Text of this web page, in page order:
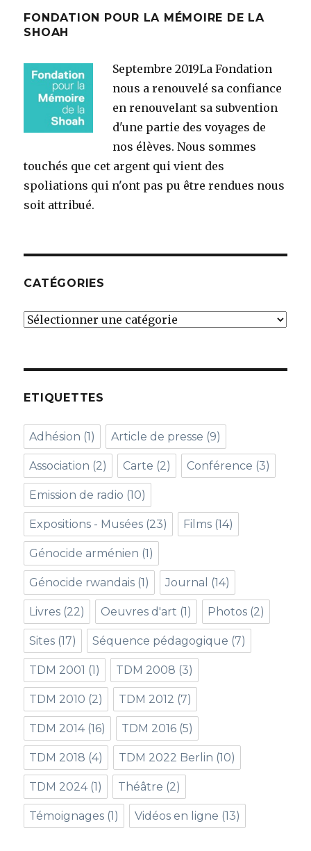
FONDATION POUR LA MÉMOIRE DE LA
SHOAH
Septembre 2019La Fondation
nous a renouvelé sa confiance
en renouvelant sa subvention
d'une partie des voyages de
nos élèves. Nous sommes
touchés que cet argent qui vient des
spoliations qui n'ont pas pu être rendues nous
soit attribué.
CATÉGORIES
Catégories
ETIQUETTES
Adhésion (1) Article de presse (9)
Association (2) Carte (2) Conférence (3)
Emission de radio (10)
Expositions - Musées (23) Films (14)
Génocide arménien (1)
Génocide rwandais (1) Journal (14)
Livres (22) Oeuvres d'art (1) Photos (2)
Sites (17) Séquence pédagogique (7)
TDM 2001 (1) TDM 2008 (3)
TDM 2010 (2) TDM 2012 (7)
TDM 2014(16) TDM 2016 (5)
TDM 2018 (4) TDM 2022 Berlin (10)
TDM 2024(1) Théâtre (2)
Témoignages (1) Vidéos en ligne (13)